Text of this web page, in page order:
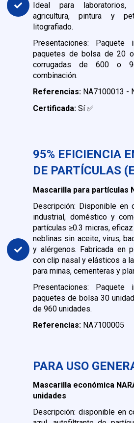
Ideal para laboratorios,
agricultura, pintura y
litografiado.
Presentaciones: Paquete
paquetes de bolsa de 20
corrugadas de 600 o
combinación.
Referencias: NA7100013 -
Certificada: Sí ✅
95% EFICIENCIA
DE PARTÍCULAS
Mascarilla para partículas
Descripción: Disponible en
industrial, doméstico y
partículas ≥0.3 micras,
neblinas sin aceite, virus,
y alérgenos. Fabricada en
con clip nasal y elásticos a
para minas, cementeras y
Presentaciones: Paquete
paquetes de bolsa 30
de 960 unidades.
Referencias: NA7100005
PARA USO
Mascarilla económica
unidades
Descripción: disponible en